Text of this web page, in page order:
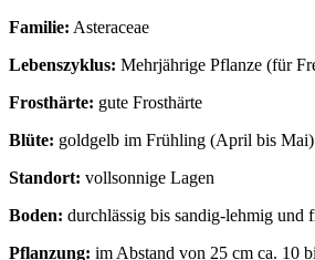
Familie: Asteraceae
Lebenszyklus: Mehrjährige Pflanze (für
Frosthärte: gute Frosthärte
Blüte: goldgelb im Frühling (April bis Mai)
Standort: vollsonnige Lagen
Boden: durchlässig bis sandig-lehmig und
Pflanzung: im Abstand von 25 cm ca. 10